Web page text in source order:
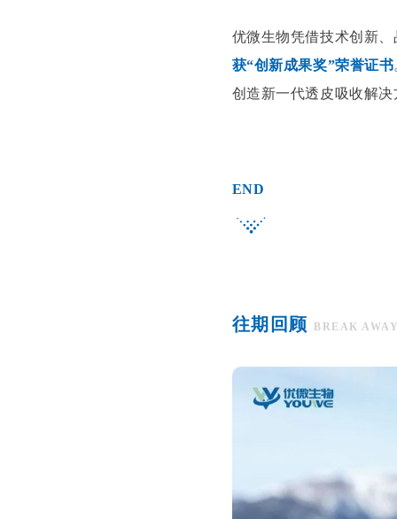
优微生物凭借技术创新
获“创新成果奖”荣誉证书
创造新一代透皮吸收解决
END
往期回顾 BREAK